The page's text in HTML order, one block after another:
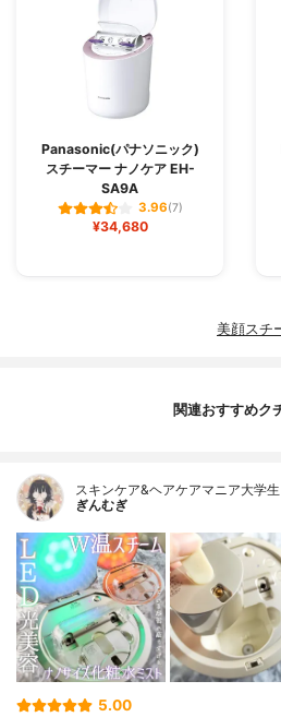
Panasonic(パナソニック)
スチーマー ナノケア EH-
SA9A
3.96(7)
¥34,680
美顔スチ
関連おすすめク
スキンケア&ヘアケアマニア大学生
ぎんむぎ
5.00